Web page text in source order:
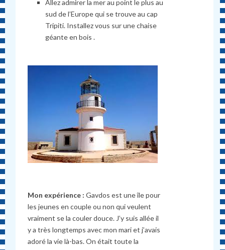
Allez admirer la mer au point le plus au
sud de l’Europe qui se trouve au cap
Tripiti. Installez vous sur une chaise
géante en bois .
Mon expérience : Gavdos est une île pour
les jeunes en couple ou non qui veulent
vraiment se la couler douce. J’y suis allée il
y a très longtemps avec mon mari et j’avais
adoré la vie là-bas. On était toute la